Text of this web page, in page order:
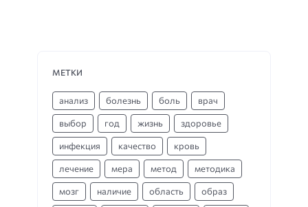
МЕТКИ
анализ болезнь боль врач
выбор год жизнь здоровье
инфекция качество кровь
лечение мера метод методика
мозг наличие область образ